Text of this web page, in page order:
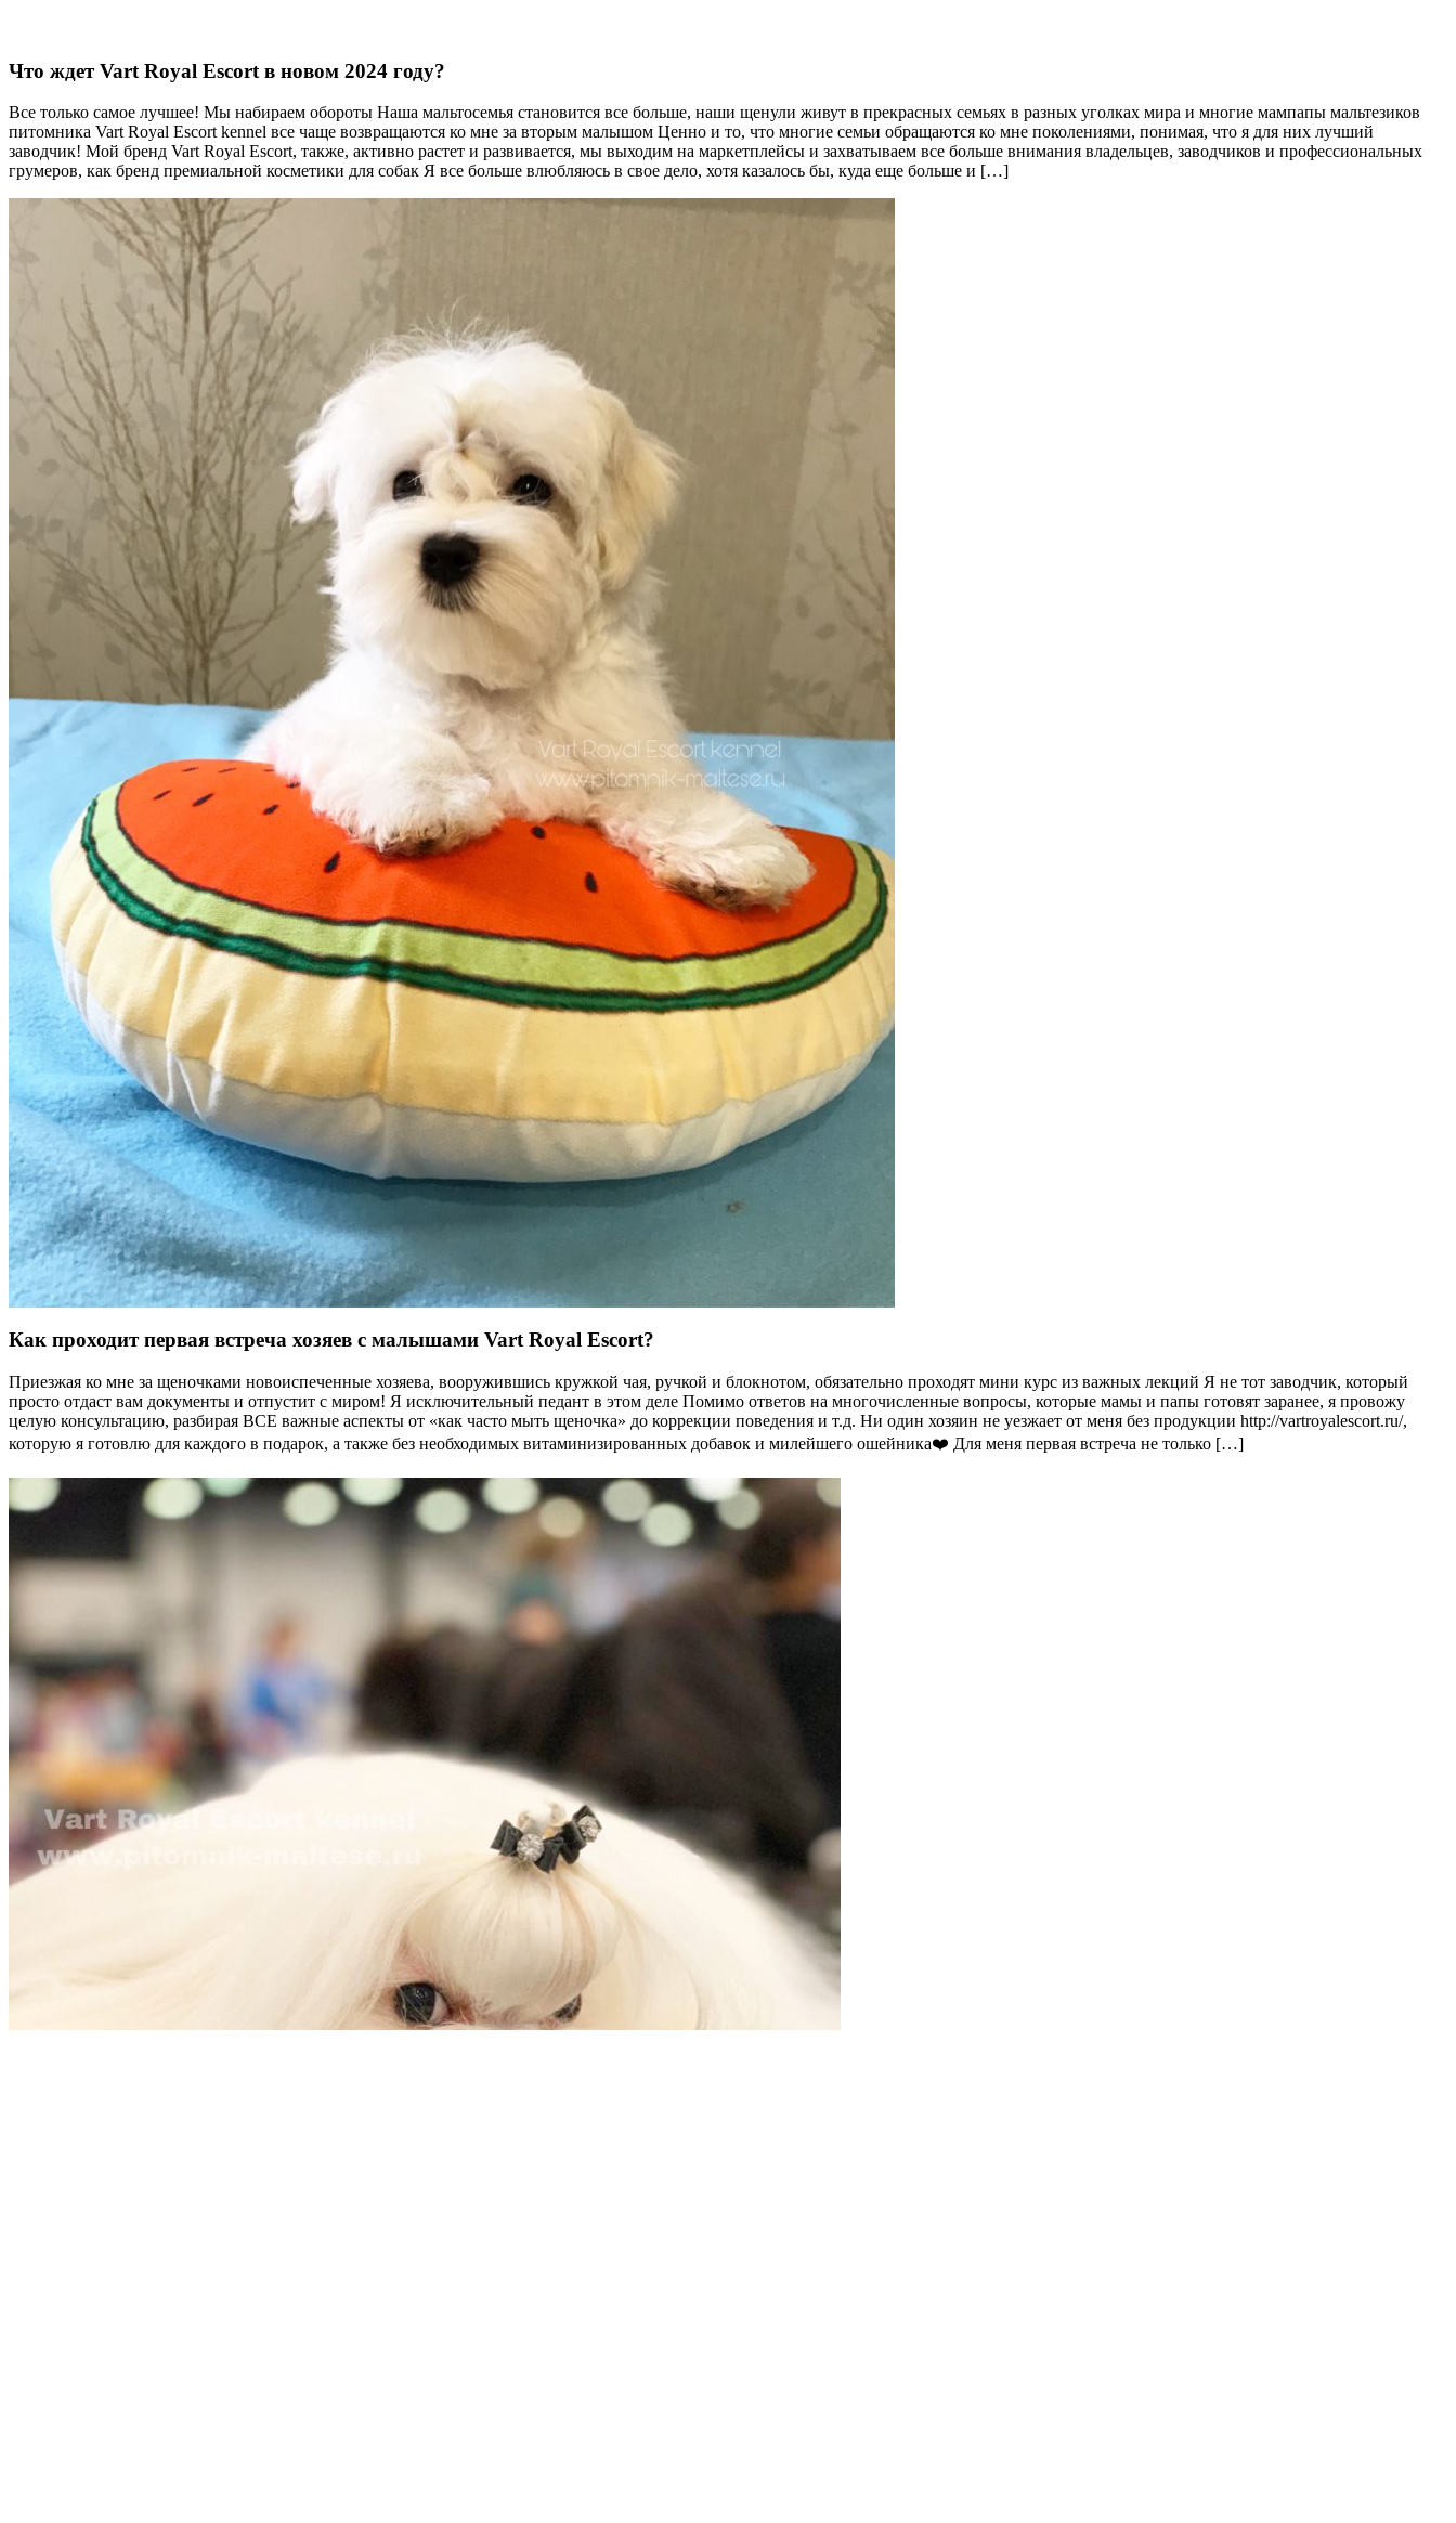
Что ждет Vart Royal Escort в новом 2024 году?
Все только самое лучшее! Мы набираем обороты Наша мальтосемья становится все больше, наши щенули живут в прекрасных семьях в разных уголках мира и многие мампапы мальтезиков
питомника Vart Royal Escort kennel все чаще возвращаются ко мне за вторым малышом Ценно и то, что многие семьи обращаются ко мне поколениями, понимая, что я для них лучший
заводчик! Мой бренд Vart Royal Escort, также, активно растет и развивается, мы выходим на маркетплейсы и захватываем все больше внимания владельцев, заводчиков и профессиональных
грумеров, как бренд премиальной косметики для собак Я все больше влюбляюсь в свое дело, хотя казалось бы, куда еще больше и […]
Как проходит первая встреча хозяев с малышами Vart Royal Escort?
Приезжая ко мне за щеночками новоиспеченные хозяева, вооружившись кружкой чая, ручкой и блокнотом, обязательно проходят мини курс из важных лекций Я не тот заводчик, который
просто отдаст вам документы и отпустит с миром! Я исключительный педант в этом деле Помимо ответов на многочисленные вопросы, которые мамы и папы готовят заранее, я провожу
целую консультацию, разбирая ВСЕ важные аспекты от «как часто мыть щеночка» до коррекции поведения и т.д. Ни один хозяин не уезжает от меня без продукции http://vartroyalescort.ru/,
которую я готовлю для каждого в подарок, а также без необходимых витаминизированных добавок и милейшего ошейника❤️ Для меня первая встреча не только […]